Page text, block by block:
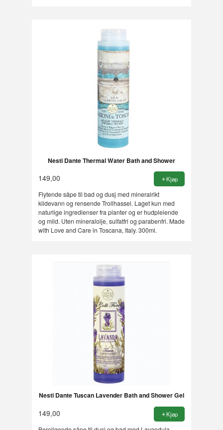
Nesti Dante Thermal Water Bath and Shower
149,00 Kjøp
Flytende såpe til bad og dusj med mineralrikt
kildevann og rensende Trollhassel. Laget kun med
naturlige ingredienser fra planter og er hudpleiende
og mild. Uten mineralolje, sulfatfri og parabenfri. Made
with Love and Care in Toscana, Italy. 300ml.
Nesti Dante Tuscan Lavender Bath and Shower Gel
149,00 Kjøp